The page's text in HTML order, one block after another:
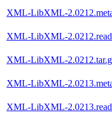
XML-LibXML-
XML-LibXML-
XML-LibXML-
XML-LibXML-
XML-LibXML-